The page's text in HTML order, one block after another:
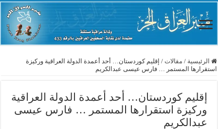
الرئيسية / مقالات / إقليم كوردستان… أحد أعمدة الدولة العراقية وركيزة
استقرارها المستمر … فارس عيسى عبدالكريم
إقليم كوردستان… أحد أعمدة الدولة العراقية
وركيزة استقرارها المستمر … فارس عيسى
عبدالكريم